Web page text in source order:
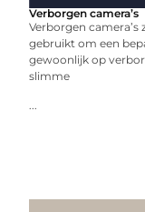
Verborgen camera’s
Verborgen camera’s
gebruikt om een
gewoonlijk op
slimme
...